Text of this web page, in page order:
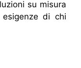
su misura
di chi